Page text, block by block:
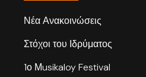
Νέα Ανακοινώσεις
Στόχοι του Ιδρύματος
1ο Μusikaloy Festival